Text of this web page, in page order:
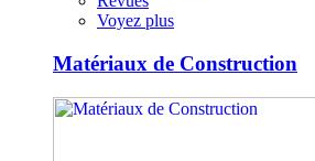
Voyez plus
Matériaux de Construction